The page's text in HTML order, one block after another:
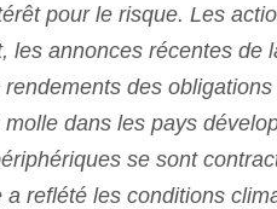
pour le risque. Les
les annonces récentes de
des
dans les pays
se sont
a reflété les conditions